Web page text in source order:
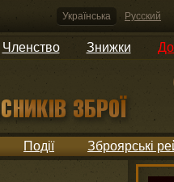
Українська Русский
Членство Знижки
Події Зброярські